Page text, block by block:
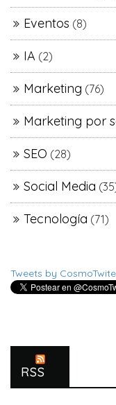
Eventos (8)
IA (2)
Marketing (76)
Marketing por
SEO (28)
Social Media
Tecnología (71)
Tweets by
RSS